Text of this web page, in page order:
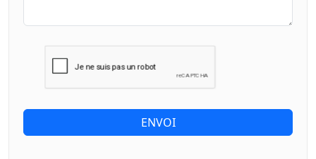
ENVOI